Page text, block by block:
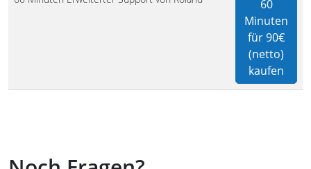
60
Minuten
für 90€
(netto)
kaufen